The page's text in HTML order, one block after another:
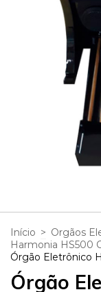
Início > Orgãos
Harmonia HS500
Órgão Eletrônico
Órgão